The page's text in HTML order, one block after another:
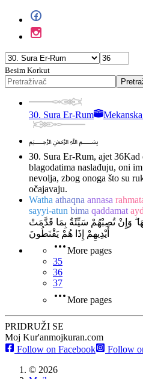
Besim Korkut
30. Sura Er-Rum
﷽
30. Sura Er-Rum, ajet 36Kad
blagodatima naslađuju, oni
nevolja, zbog onoga što su
očajavaju.
Watha athaqna annasa
sayyi-atun bima qaddamat
وَإِنْ تُصِبْهُمْ سَيِّئَةٌ بِمَا قَدَّمَتْ
أَيْدِيهِمْ إِذَا هُمْ يَقْنَطُونَ
More pages
35
36
37
More pages
PRIDRUŽI SE
Moj Kur'anmojkuran.com
Follow on Facebook
Follow
© 2026